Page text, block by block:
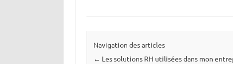
Navigation des articles
← Les solutions RH utilisées dans mon